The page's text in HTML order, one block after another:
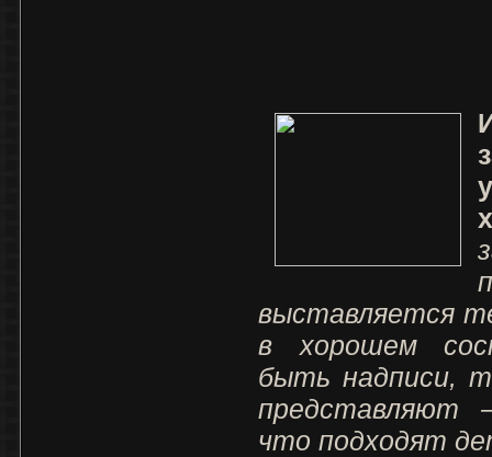
выставляется
в хорошем
быть надписи,
представляют
что подходят